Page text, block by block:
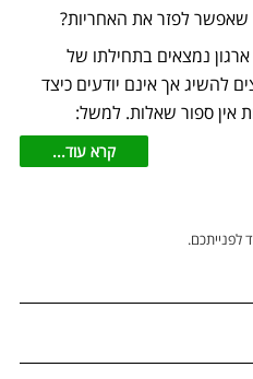
שאפשר לפזר את האחריות?
נמצאים בתחילתו של
להשיג אך אינם יודעים כיצד
אין ספור שאלות. למשל:
קרא עוד...
לפנייתכם.